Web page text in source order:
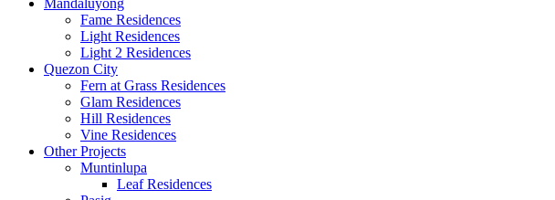
Mandaluyong
Fame Residences
Light Residences
Light 2 Residences
Quezon City
Fern at Grass Residences
Glam Residences
Hill Residences
Vine Residences
Other Projects
Muntinlupa
Leaf Residences